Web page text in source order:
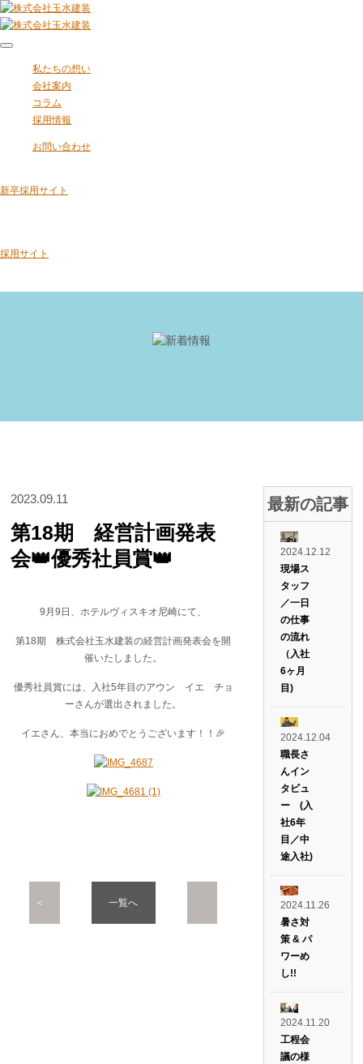
私たちの想い
会社案内
コラム
採用情報
お問い合わせ
新卒採用サイト
採用サイト
2023.09.11
第18期 経営計画発表
会👑優秀社員賞👑
9月9日、ホテルヴィスキオ尼崎にて、
第18期 株式会社玉水建装の経営計画発表会を開
催いたしました。
優秀社員賞には、入社5年目のアウン イエ チョ
ーさんが選出されました。
イエさん、本当におめでとうございます！！🎉
＜ 一覧へ
最新の記事
2024.12.12
現場ス
タッフ
／一日
の仕事
の流れ
（入社
6ヶ月
目)
2024.12.04
職長さ
んイン
タビュ
ー (入
社6年
目／中
途入社)
2024.11.26
暑さ対
策 & パ
ワーめ
し!!
2024.11.20
工程会
議の様